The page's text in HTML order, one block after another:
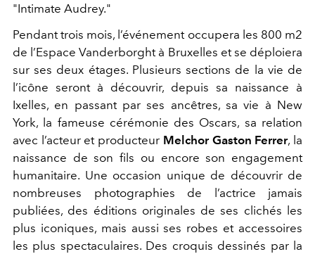
"Intimate Audrey."
Pendant trois mois, l’événement occupera les 800 m2
de l’Espace Vanderborght à Bruxelles et se déploiera
sur ses deux étages. Plusieurs sections de la vie de
l’icône seront à découvrir, depuis sa naissance à
Ixelles, en passant par ses ancêtres, sa vie à New
York, la fameuse cérémonie des Oscars, sa relation
avec l’acteur et producteur Melchor Gaston Ferrer, la
naissance de son fils ou encore son engagement
humanitaire. Une occasion unique de découvrir de
nombreuses photographies de l’actrice jamais
publiées, des éditions originales de ses clichés les
plus iconiques, mais aussi ses robes et accessoires
les plus spectaculaires. Des croquis dessinés par la